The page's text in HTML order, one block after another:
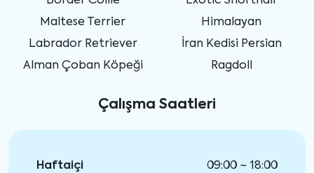
Maltese Terrier
Labrador Retriever
Alman Çoban Köpeği
Himalayan
İran Kedisi Persian
Ragdoll
Çalışma Saatleri
Haftaiçi
09:00 ~ 18:00